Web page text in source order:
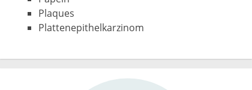
Plaques
Plattenepithelkarzinom